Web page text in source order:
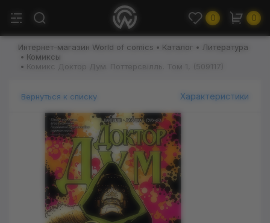
0 0
Интернет-магазин World of comics Каталог
Литература
Комиксы
Комикс Доктор Дум. Поттерсвілль. Том 1, (509117)
Вернуться к списку Характеристики